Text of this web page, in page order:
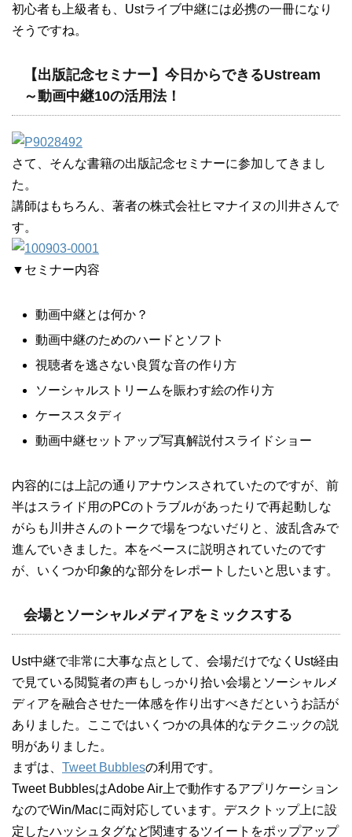
初心者も上級者も、Ustライブ中継には必携の一冊になり
そうですね。
【出版記念セミナー】今日からできるUstream
～動画中継10の活用法！
さて、そんな書籍の出版記念セミナーに参加してきまし
た。
講師はもちろん、著者の株式会社ヒマナイヌの川井さんで
す。
▼セミナー内容
動画中継とは何か？
動画中継のためのハードとソフト
視聴者を逃さない良質な音の作り方
ソーシャルストリームを賑わす絵の作り方
ケーススタディ
動画中継セットアップ写真解説付スライドショー
内容的には上記の通りアナウンスされていたのですが、前
半はスライド用のPCのトラブルがあったりで再起動しな
がらも川井さんのトークで場をつないだりと、波乱含みで
進んでいきました。本をベースに説明されていたのです
が、いくつか印象的な部分をレポートしたいと思います。
会場とソーシャルメディアをミックスする
Ust中継で非常に大事な点として、会場だけでなくUst経由
で見ている閲覧者の声もしっかり拾い会場とソーシャルメ
ディアを融合させた一体感を作り出すべきだというお話が
ありました。ここではいくつかの具体的なテクニックの説
明がありました。
まずは、 Tweet Bubblesの利用です。
Tweet BubblesはAdobe Air上で動作するアプリケーション
なのでWin/Macに両対応しています。デスクトップ上に設
定したハッシュタグなど関連するツイートをポップアップ